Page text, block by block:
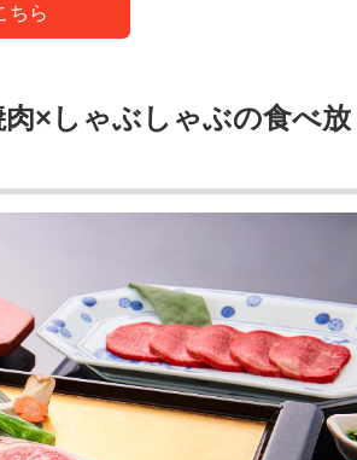
ちら
肉×しゃぶしゃぶの食べ放